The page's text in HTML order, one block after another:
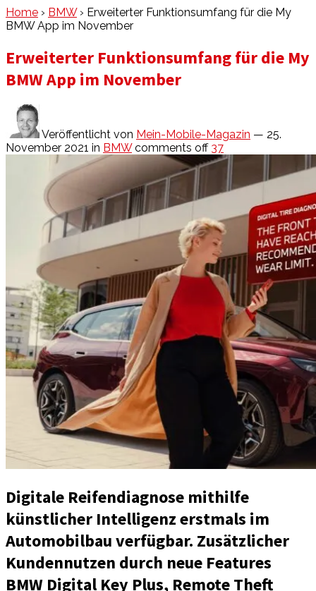
Home › BMW › Erweiterter Funktionsumfang für die My
BMW App im November
Erweiterter Funktionsumfang für die My
BMW App im November
Veröffentlicht von Mein-Mobile-Magazin — 25.
November 2021 in BMW comments off 37
Digitale Reifendiagnose mithilfe
künstlicher Intelligenz erstmals im
Automobilbau verfügbar. Zusätzlicher
Kundennutzen durch neue Features
BMW Digital Key Plus, Remote Theft